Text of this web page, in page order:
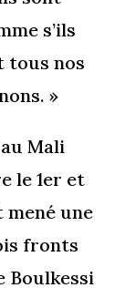
s’ils
tous nos
»
Mali
le 1er et
mené une
fronts
Boulkessi